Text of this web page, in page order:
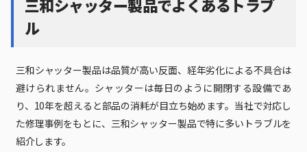
三和シャッター製品でよくあるトラブ
ル
三和シャッター製品は品質が高い反面、経年劣化による不具合は
避けられません。シャッターは毎日のように開閉する設備であ
り、10年を超えると部品の消耗が目立ち始めます。当社で対応し
た修理事例をもとに、三和シャッター製品で特に多いトラブルを
紹介します。